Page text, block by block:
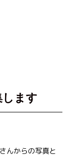
ます
んからの写真と